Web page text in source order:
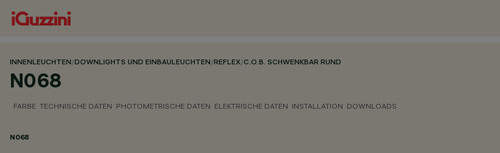
INNENLEUCHTEN/DOWNLIGHTS UND EINBAULEUCHTEN/REFLEX/C.O.B. SCHWENKBAR RUND
N068
FARBE TECHNISCHE DATEN PHOTOMETRISCHE DATEN ELEKTRISCHE DATEN INSTALLATION DOWNLOADS
N068